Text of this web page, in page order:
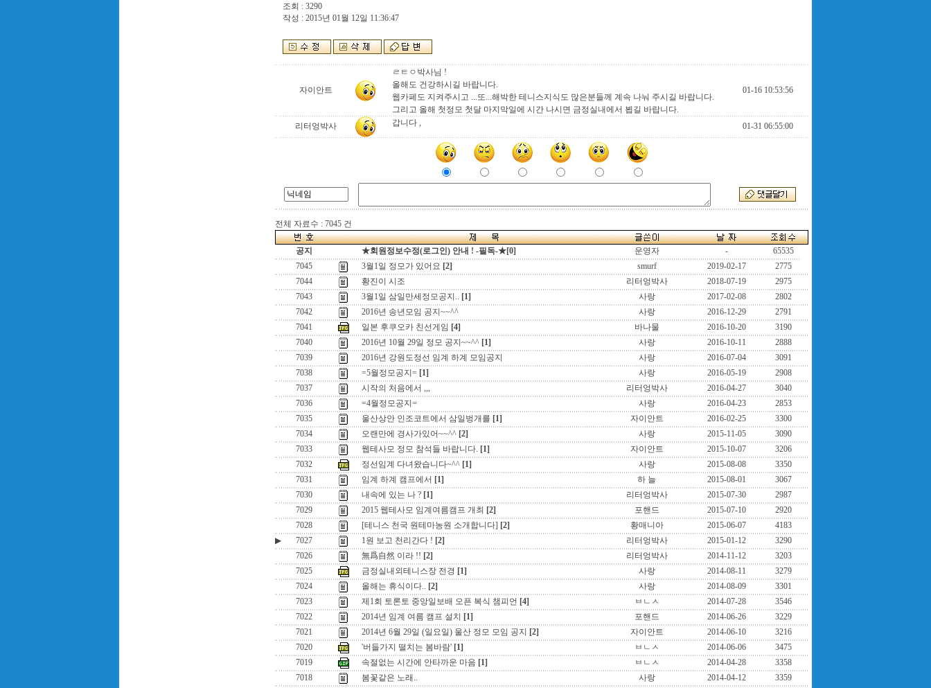
조회 : 3290
작성 : 2015년 01월 12일 11:36:47
자이안트
ㄹㅌㅇ박사님 !
올해도 건강하시길 바랍니다.
웹카페도 지켜주시고 ...또...해박한 테니스지식도 많은분들께 계속 나눠 주시길 바랍니다.
그리고 올해 첫정모 첫달 마지막일에 시간 나시면 금정실내에서 뵙길 바랍니다.
01-16 10:53:56
리터엉박사 갑니다 , 01-31 06:55:00
전체 자료수 : 7045 건
공지 ★회원정보수정(로그인) 안내 ! -필독-★[0] 운영자 -
65535
7045
3월1일 정모가 있어요 [2] smurf 2019-02-17
2775
7044
황진이 시조 리터엉박사 2018-07-19
2975
7043
3월1일 삼일만세정모공지.. [1] 사랑 2017-02-08
2802
7042
2016년 송년모임 공지~~^^ 사랑 2016-12-29
2791
7041
일본 후쿠오카 친선게임 [4] 바나물 2016-10-20
3190
7040
2016년 10월 29일 정모 공지~~^^ [1] 사랑 2016-10-11
2888
7039
2016년 강원도정선 임계 하계 모임공지 사랑 2016-07-04
3091
7038
=5월정모공지= [1] 사랑 2016-05-19
2908
7037
시작의 처음에서 ,,, 리터엉박사 2016-04-27
3040
7036
=4월정모공지= 사랑 2016-04-23
2853
7035
울산상안 인조코트에서 삼일벙개를 [1] 자이안트 2016-02-25
3300
7034
오랜만에 경사가있어~~^^ [2] 사랑 2015-11-05
3090
7033
웹테사모 정모 참석들 바랍니다. [1] 자이안트 2015-10-07
3206
7032
정선임계 다녀왔습니다~^^ [1] 사랑 2015-08-08
3350
7031
임계 하계 캠프에서 [1] 하 늘 2015-08-01
3067
7030
내속에 있는 나 ? [1] 리터엉박사 2015-07-30
2987
7029
2015 웹테사모 임계여름캠프 개최 [2] 포핸드 2015-07-10
2920
7028
[테니스 천국 원테마농원 소개합니다] [2] 황매니아 2015-06-07
4183
▶
7027 1원 보고 천리간다 ! [2] 리터엉박사 2015-01-12
3290
7026
無爲自然 이라 !! [2] 리터엉박사 2014-11-12
3203
7025
금정실내외테니스장 전경 [1] 사랑 2014-08-11
3279
7024
올해는 휴식이다.. [2] 사랑 2014-08-09
3301
7023
제1회 토론토 중앙일보배 오픈 복식 챔피언 [4] ㅂㄴㅅ 2014-07-28
3546
7022
2014년 임계 여름 캠프 설치 [1] 포핸드 2014-06-26
3229
7021
2014년 6월 29일 (일요일) 울산 정모 모임 공지 [2] 자이안트 2014-06-10
3216
7020
'버들가지 떨치는 봄바람' [1] ㅂㄴㅅ 2014-06-06
3475
7019
속절없는 시간에 안타까운 마음 [1] ㅂㄴㅅ 2014-04-28
3358
7018
봄꽃같은 노래.. 사랑 2014-04-12 3359